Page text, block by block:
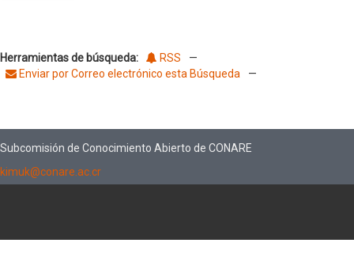
Herramientas de búsqueda: RSS
—
Enviar por Correo electrónico esta Búsqueda
—
Subcomisión de Conocimiento Abierto de CONARE
kimuk@conare.ac.cr